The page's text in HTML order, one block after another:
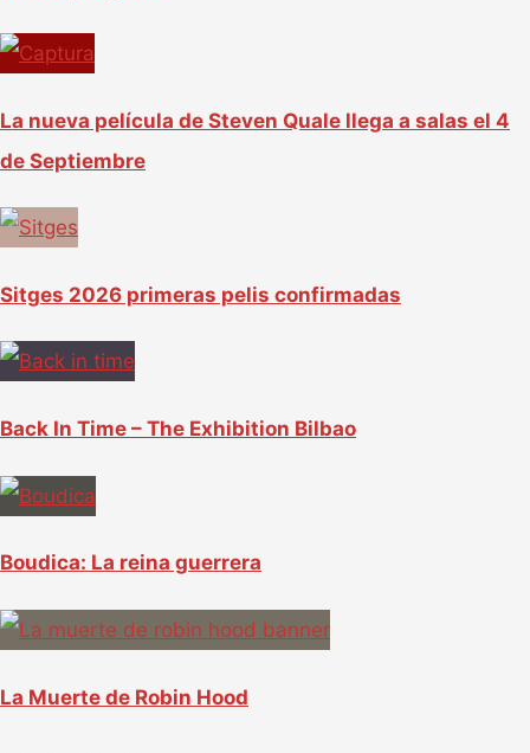
La nueva película de Steven Quale llega a salas el 4
de Septiembre
Sitges 2026 primeras pelis confirmadas
Back In Time – The Exhibition Bilbao
Boudica: La reina guerrera
La Muerte de Robin Hood